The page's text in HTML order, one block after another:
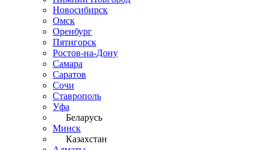
Новосибирск
Омск
Оренбург
Пятигорск
Ростов-на-Дону
Самара
Саратов
Сочи
Ставрополь
Уфа
Беларусь
Минск
Казахстан